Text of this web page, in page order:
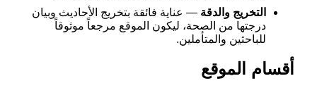
التخريج والدقة — عناية فائقة بتخريج الأحاديث وبيان
درجتها من الصحة، ليكون الموقع مرجعاً موثوقاً
للباحثين والمتأملين.
أقسام الموقع